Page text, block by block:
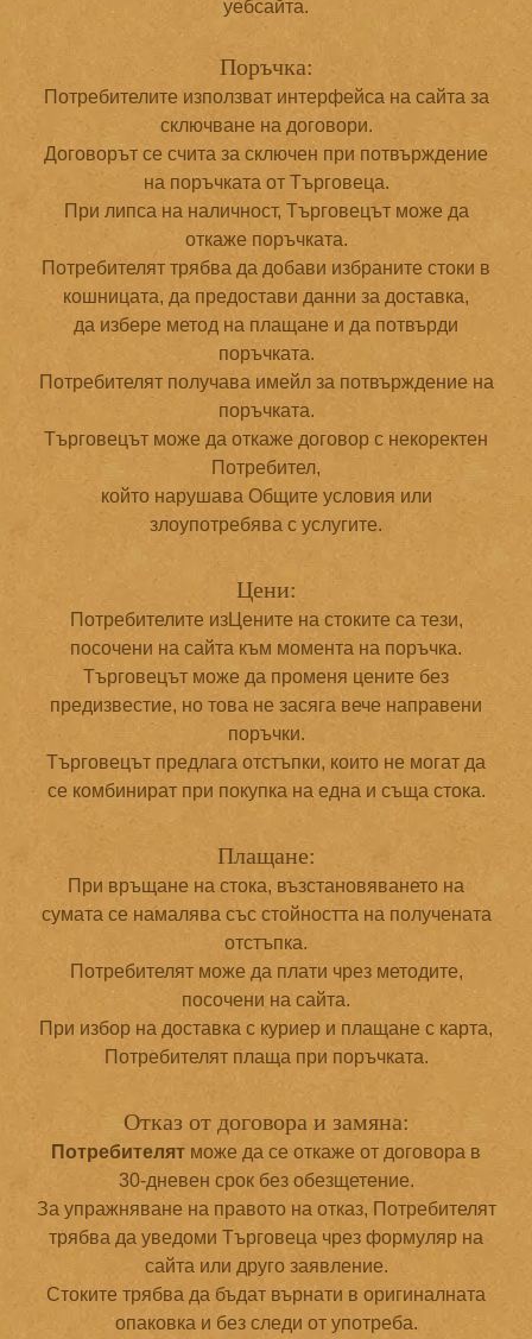
уебсайта.
Поръчка:
Потребителите използват интерфейса на сайта за
сключване на договори.
Договорът се счита за сключен при потвърждение
на поръчката от Търговеца.
При липса на наличност, Търговецът може да
откаже поръчката.
Потребителят трябва да добави избраните стоки в
кошницата, да предостави данни за доставка,
да избере метод на плащане и да потвърди
поръчката.
Потребителят получава имейл за потвърждение на
поръчката.
Търговецът може да откаже договор с некоректен
Потребител,
който нарушава Общите условия или
злоупотребява с услугите.
Цени:
Потребителите изЦените на стоките са тези,
посочени на сайта към момента на поръчка.
Търговецът може да променя цените без
предизвестие, но това не засяга вече направени
поръчки.
Търговецът предлага отстъпки, които не могат да
се комбинират при покупка на една и съща стока.
Плащане:
При връщане на стока, възстановяването на
сумата се намалява със стойността на получената
отстъпка.
Потребителят може да плати чрез методите,
посочени на сайта.
При избор на доставка с куриер и плащане с карта,
Потребителят плаща при поръчката.
Отказ от договора и замяна:
Потребителят може да се откаже от договора в
30-дневен срок без обезщетение.
За упражняване на правото на отказ, Потребителят
трябва да уведоми Търговеца чрез формуляр на
сайта или друго заявление.
Стоките трябва да бъдат върнати в оригиналната
опаковка и без следи от употреба.